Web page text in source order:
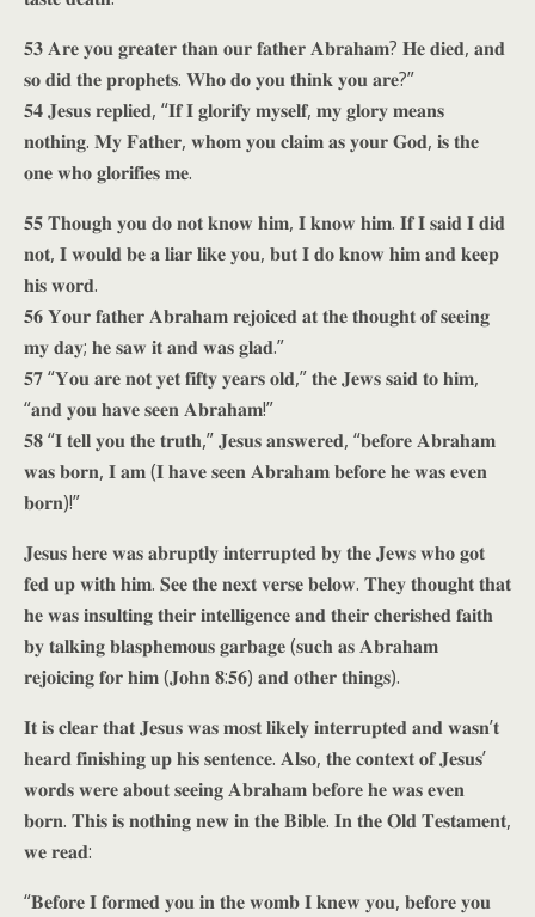
𝟓𝟑 𝐀𝐫𝐞 𝐲𝐨𝐮 𝐠𝐫𝐞𝐚𝐭𝐞𝐫 𝐭𝐡𝐚𝐧 𝐨𝐮𝐫 𝐟𝐚𝐭𝐡𝐞𝐫 𝐀𝐛𝐫𝐚𝐡𝐚𝐦? 𝐇𝐞 𝐝𝐢𝐞𝐝, 𝐚𝐧𝐝
𝐬𝐨 𝐝𝐢𝐝 𝐭𝐡𝐞 𝐩𝐫𝐨𝐩𝐡𝐞𝐭𝐬. 𝐖𝐡𝐨 𝐝𝐨 𝐲𝐨𝐮 𝐭𝐡𝐢𝐧𝐤 𝐲𝐨𝐮 𝐚𝐫𝐞?”
𝟓𝟒 𝐉𝐞𝐬𝐮𝐬 𝐫𝐞𝐩𝐥𝐢𝐞𝐝, “𝐈𝐟 𝐈 𝐠𝐥𝐨𝐫𝐢𝐟𝐲 𝐦𝐲𝐬𝐞𝐥𝐟, 𝐦𝐲 𝐠𝐥𝐨𝐫𝐲 𝐦𝐞𝐚𝐧𝐬
𝐧𝐨𝐭𝐡𝐢𝐧𝐠. 𝐌𝐲 𝐅𝐚𝐭𝐡𝐞𝐫, 𝐰𝐡𝐨𝐦 𝐲𝐨𝐮 𝐜𝐥𝐚𝐢𝐦 𝐚𝐬 𝐲𝐨𝐮𝐫 𝐆𝐨𝐝, 𝐢𝐬 𝐭𝐡𝐞
𝐨𝐧𝐞 𝐰𝐡𝐨 𝐠𝐥𝐨𝐫𝐢𝐟𝐢𝐞𝐬 𝐦𝐞.
𝟓𝟓 𝐓𝐡𝐨𝐮𝐠𝐡 𝐲𝐨𝐮 𝐝𝐨 𝐧𝐨𝐭 𝐤𝐧𝐨𝐰 𝐡𝐢𝐦, 𝐈 𝐤𝐧𝐨𝐰 𝐡𝐢𝐦. 𝐈𝐟 𝐈 𝐬𝐚𝐢𝐝 𝐈 𝐝𝐢𝐝
𝐧𝐨𝐭, 𝐈 𝐰𝐨𝐮𝐥𝐝 𝐛𝐞 𝐚 𝐥𝐢𝐚𝐫 𝐥𝐢𝐤𝐞 𝐲𝐨𝐮, 𝐛𝐮𝐭 𝐈 𝐝𝐨 𝐤𝐧𝐨𝐰 𝐡𝐢𝐦 𝐚𝐧𝐝 𝐤𝐞𝐞𝐩
𝐡𝐢𝐬 𝐰𝐨𝐫𝐝.
𝟓𝟔 𝐘𝐨𝐮𝐫 𝐟𝐚𝐭𝐡𝐞𝐫 𝐀𝐛𝐫𝐚𝐡𝐚𝐦 𝐫𝐞𝐣𝐨𝐢𝐜𝐞𝐝 𝐚𝐭 𝐭𝐡𝐞 𝐭𝐡𝐨𝐮𝐠𝐡𝐭 𝐨𝐟 𝐬𝐞𝐞𝐢𝐧𝐠
𝐦𝐲 𝐝𝐚𝐲; 𝐡𝐞 𝐬𝐚𝐰 𝐢𝐭 𝐚𝐧𝐝 𝐰𝐚𝐬 𝐠𝐥𝐚𝐝.”
𝟓𝟕 “𝐘𝐨𝐮 𝐚𝐫𝐞 𝐧𝐨𝐭 𝐲𝐞𝐭 𝐟𝐢𝐟𝐭𝐲 𝐲𝐞𝐚𝐫𝐬 𝐨𝐥𝐝,” 𝐭𝐡𝐞 𝐉𝐞𝐰𝐬 𝐬𝐚𝐢𝐝 𝐭𝐨 𝐡𝐢𝐦,
“𝐚𝐧𝐝 𝐲𝐨𝐮 𝐡𝐚𝐯𝐞 𝐬𝐞𝐞𝐧 𝐀𝐛𝐫𝐚𝐡𝐚𝐦!”
𝟓𝟖 “𝐈 𝐭𝐞𝐥𝐥 𝐲𝐨𝐮 𝐭𝐡𝐞 𝐭𝐫𝐮𝐭𝐡,” 𝐉𝐞𝐬𝐮𝐬 𝐚𝐧𝐬𝐰𝐞𝐫𝐞𝐝, “𝐛𝐞𝐟𝐨𝐫𝐞 𝐀𝐛𝐫𝐚𝐡𝐚𝐦
𝐰𝐚𝐬 𝐛𝐨𝐫𝐧, 𝐈 𝐚𝐦 (𝐈 𝐡𝐚𝐯𝐞 𝐬𝐞𝐞𝐧 𝐀𝐛𝐫𝐚𝐡𝐚𝐦 𝐛𝐞𝐟𝐨𝐫𝐞 𝐡𝐞 𝐰𝐚𝐬 𝐞𝐯𝐞𝐧
𝐛𝐨𝐫𝐧)!”
𝐉𝐞𝐬𝐮𝐬 𝐡𝐞𝐫𝐞 𝐰𝐚𝐬 𝐚𝐛𝐫𝐮𝐩𝐭𝐥𝐲 𝐢𝐧𝐭𝐞𝐫𝐫𝐮𝐩𝐭𝐞𝐝 𝐛𝐲 𝐭𝐡𝐞 𝐉𝐞𝐰𝐬 𝐰𝐡𝐨 𝐠𝐨𝐭
𝐟𝐞𝐝 𝐮𝐩 𝐰𝐢𝐭𝐡 𝐡𝐢𝐦. 𝐒𝐞𝐞 𝐭𝐡𝐞 𝐧𝐞𝐱𝐭 𝐯𝐞𝐫𝐬𝐞 𝐛𝐞𝐥𝐨𝐰. 𝐓𝐡𝐞𝐲 𝐭𝐡𝐨𝐮𝐠𝐡𝐭 𝐭𝐡𝐚𝐭
𝐡𝐞 𝐰𝐚𝐬 𝐢𝐧𝐬𝐮𝐥𝐭𝐢𝐧𝐠 𝐭𝐡𝐞𝐢𝐫 𝐢𝐧𝐭𝐞𝐥𝐥𝐢𝐠𝐞𝐧𝐜𝐞 𝐚𝐧𝐝 𝐭𝐡𝐞𝐢𝐫 𝐜𝐡𝐞𝐫𝐢𝐬𝐡𝐞𝐝 𝐟𝐚𝐢𝐭𝐡
𝐛𝐲 𝐭𝐚𝐥𝐤𝐢𝐧𝐠 𝐛𝐥𝐚𝐬𝐩𝐡𝐞𝐦𝐨𝐮𝐬 𝐠𝐚𝐫𝐛𝐚𝐠𝐞 (𝐬𝐮𝐜𝐡 𝐚𝐬 𝐀𝐛𝐫𝐚𝐡𝐚𝐦
𝐫𝐞𝐣𝐨𝐢𝐜𝐢𝐧𝐠 𝐟𝐨𝐫 𝐡𝐢𝐦 (𝐉𝐨𝐡𝐧 𝟖:𝟓𝟔) 𝐚𝐧𝐝 𝐨𝐭𝐡𝐞𝐫 𝐭𝐡𝐢𝐧𝐠𝐬).
𝐈𝐭 𝐢𝐬 𝐜𝐥𝐞𝐚𝐫 𝐭𝐡𝐚𝐭 𝐉𝐞𝐬𝐮𝐬 𝐰𝐚𝐬 𝐦𝐨𝐬𝐭 𝐥𝐢𝐤𝐞𝐥𝐲 𝐢𝐧𝐭𝐞𝐫𝐫𝐮𝐩𝐭𝐞𝐝 𝐚𝐧𝐝 𝐰𝐚𝐬𝐧’𝐭
𝐡𝐞𝐚𝐫𝐝 𝐟𝐢𝐧𝐢𝐬𝐡𝐢𝐧𝐠 𝐮𝐩 𝐡𝐢𝐬 𝐬𝐞𝐧𝐭𝐞𝐧𝐜𝐞. 𝐀𝐥𝐬𝐨, 𝐭𝐡𝐞 𝐜𝐨𝐧𝐭𝐞𝐱𝐭 𝐨𝐟 𝐉𝐞𝐬𝐮𝐬’
𝐰𝐨𝐫𝐝𝐬 𝐰𝐞𝐫𝐞 𝐚𝐛𝐨𝐮𝐭 𝐬𝐞𝐞𝐢𝐧𝐠 𝐀𝐛𝐫𝐚𝐡𝐚𝐦 𝐛𝐞𝐟𝐨𝐫𝐞 𝐡𝐞 𝐰𝐚𝐬 𝐞𝐯𝐞𝐧
𝐛𝐨𝐫𝐧. 𝐓𝐡𝐢𝐬 𝐢𝐬 𝐧𝐨𝐭𝐡𝐢𝐧𝐠 𝐧𝐞𝐰 𝐢𝐧 𝐭𝐡𝐞 𝐁𝐢𝐛𝐥𝐞. 𝐈𝐧 𝐭𝐡𝐞 𝐎𝐥𝐝 𝐓𝐞𝐬𝐭𝐚𝐦𝐞𝐧𝐭,
𝐰𝐞 𝐫𝐞𝐚𝐝:
“𝐁𝐞𝐟𝐨𝐫𝐞 𝐈 𝐟𝐨𝐫𝐦𝐞𝐝 𝐲𝐨𝐮 𝐢𝐧 𝐭𝐡𝐞 𝐰𝐨𝐦𝐛 𝐈 𝐤𝐧𝐞𝐰 𝐲𝐨𝐮, 𝐛𝐞𝐟𝐨𝐫𝐞 𝐲𝐨𝐮